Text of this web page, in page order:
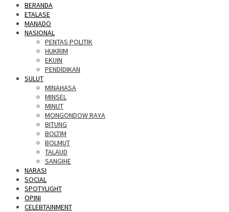
BERANDA
ETALASE
MANADO
NASIONAL
PENTAS POLITIK
HUKRIM
EKUIN
PENDIDIKAN
SULUT
MINAHASA
MINSEL
MINUT
MONGONDOW RAYA
BITUNG
BOLTIM
BOLMUT
TALAUD
SANGIHE
NARASI
SOCIAL
SPOTYLIGHT
OPINI
CELEBTAINMENT